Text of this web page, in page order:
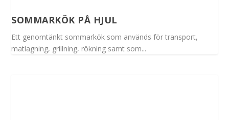
SOMMARKÖK PÅ HJUL
Ett genomtänkt sommarkök som används för transport,
matlagning, grillning, rökning samt som...